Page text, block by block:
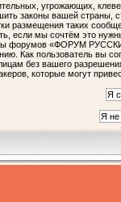
угрожающих,
законы вашей
размещения таких
если мы сочтём это
форумов «ФОРУМ
Как пользователь вы
без вашего
которые могут